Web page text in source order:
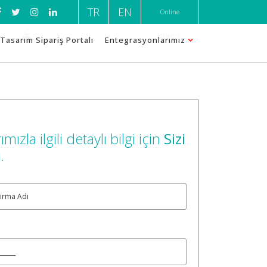
TR EN Online
Tasarım Sipariş Portalı Entegrasyonlarımız
ilgili detaylı bilgi için Sizi
.